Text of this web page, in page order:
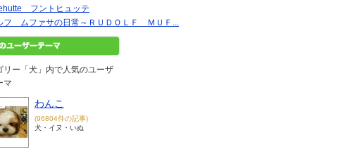
フントヒュッテ
フ ムファサの日常～ＲＵＤＯＬＦ ＭＵＦ...
リー「犬」内で人気のユーザ
マ
わんこ
(96804件の記事)
犬・イヌ・いぬ